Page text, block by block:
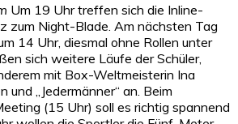
Um 19 Uhr treffen sich die Inline-
zum Night-Blade. Am nächsten Tag
14 Uhr, diesmal ohne Rollen unter
sich weitere Läufe der Schüler,
mit Box-Weltmeisterin Ina
und „Jedermänner“ an. Beim
(15 Uhr) soll es richtig spannend